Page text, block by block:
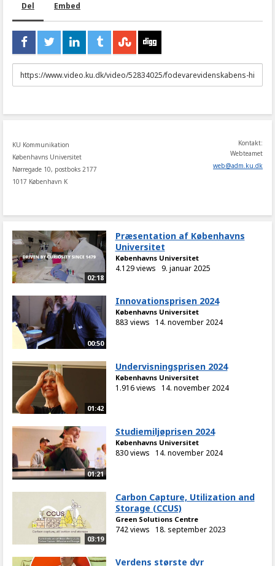
Del Embed
URL
to
KU Kommunikation
Københavns Universitet
Nørregade 10, postboks 2177
1017 København K
Kontakt:
Webteamet
web@adm.ku.dk
02:18
Præsentation af Københavns
Universitet
Københavns Universitet
4.129 views 9. januar 2025
00:50
Innovationsprisen 2024
Københavns Universitet
883 views 14. november 2024
01:42
Undervisningsprisen 2024
Københavns Universitet
1.916 views 14. november 2024
01:21
Studiemiljøprisen 2024
Københavns Universitet
830 views 14. november 2024
03:19
Carbon Capture, Utilization and
Storage (CCUS)
Green Solutions Centre
742 views 18. september 2023
Verdens største dyr